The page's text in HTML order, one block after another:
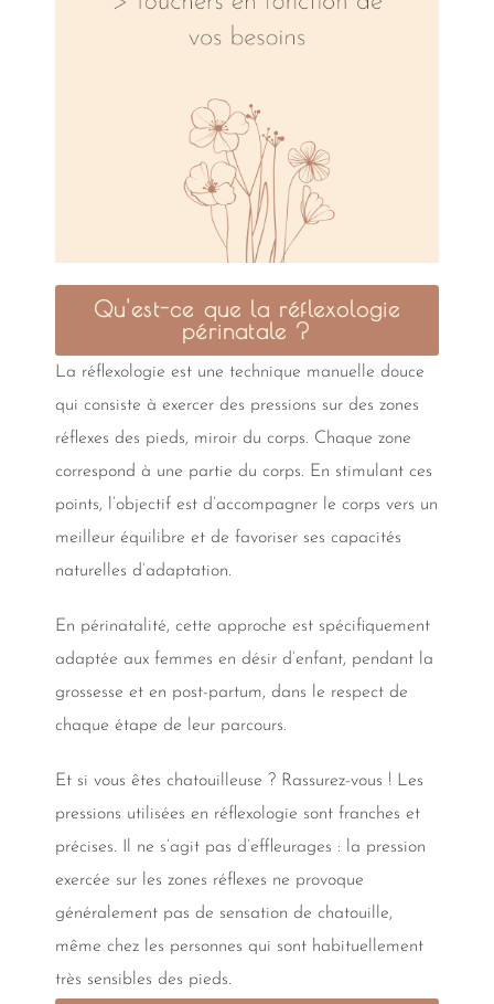
Qu'est-ce que la réflexologie
périnatale ?
La réflexologie est une technique manuelle douce
qui consiste à exercer des pressions sur des zones
réflexes des pieds, miroir du corps. Chaque zone
correspond à une partie du corps. En stimulant ces
points, l’objectif est d’accompagner le corps vers un
meilleur équilibre et de favoriser ses capacités
naturelles d’adaptation.
En périnatalité, cette approche est spécifiquement
adaptée aux femmes en désir d’enfant, pendant la
grossesse et en post-partum, dans le respect de
chaque étape de leur parcours.
Et si vous êtes chatouilleuse ? Rassurez-vous ! Les
pressions utilisées en réflexologie sont franches et
précises. Il ne s’agit pas d’effleurages : la pression
exercée sur les zones réflexes ne provoque
généralement pas de sensation de chatouille,
même chez les personnes qui sont habituellement
très sensibles des pieds.